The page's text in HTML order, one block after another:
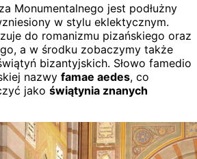
Monumentalnego jest podłużny
w stylu eklektycznym.
do romanizmu pizańskiego oraz
a w środku zobaczymy także
bizantyjskich. Słowo famedio
nazwy famae aedes, co
jako świątynia znanych